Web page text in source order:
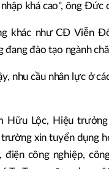
khá cao", ông Đức
khác như CĐ Viễn
đang đào tạo ngành
nhu cầu nhân lực ở
Hữu Lộc, Hiệu
xin tuyển dụng
điện công nghiệp,